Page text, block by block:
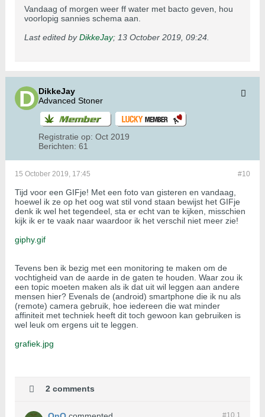
Vandaag of morgen weer ff water met bacto geven, hou
voorlopig sannies schema aan.
Last edited byDikkeJay; 13 October 2019, 09:24
DikkeJay
Advanced Stoner
Registratie op: Oct 2019
Berichten: 61
#10
15 October 2019, 17:45
Tijd voor een GIFje! Met een foto van gisteren en vandaag,
hoewel ik ze op het oog wat stil vond staan bewijst het GIFje
denk ik wel het tegendeel, sta er echt van te kijken, misschien
kijk ik er te vaak naar waardoor ik het verschil niet meer zie!
giphy.gif
Tevens ben ik bezig met een monitoring te maken om de
vochtigheid van de aarde in de gaten te houden. Waar zou ik
een topic moeten maken als ik dat uit wil leggen aan andere
mensen hier? Evenals de (android) smartphone die ik nu als
(remote) camera gebruik, hoe iedereen die wat minder
affiniteit met techniek heeft dit toch gewoon kan gebruiken is
wel leuk om ergens uit te leggen.
grafiek.jpg
2 comments
#10.1